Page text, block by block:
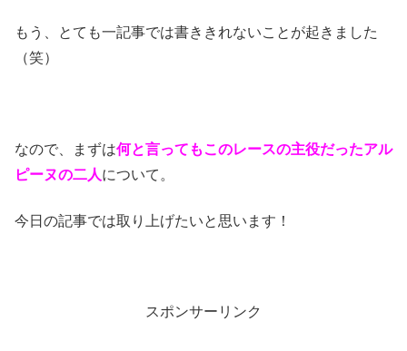
もう、とても一記事では書ききれないことが起きました
（笑）
なので、まずは何と言ってもこのレースの主役だったアル
ピーヌの二人について。
今日の記事では取り上げたいと思います！
スポンサーリンク